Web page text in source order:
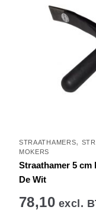
STRAATHAMERS,
MOKERS
Straathamer 5 cm
De Wit
78,10 excl.